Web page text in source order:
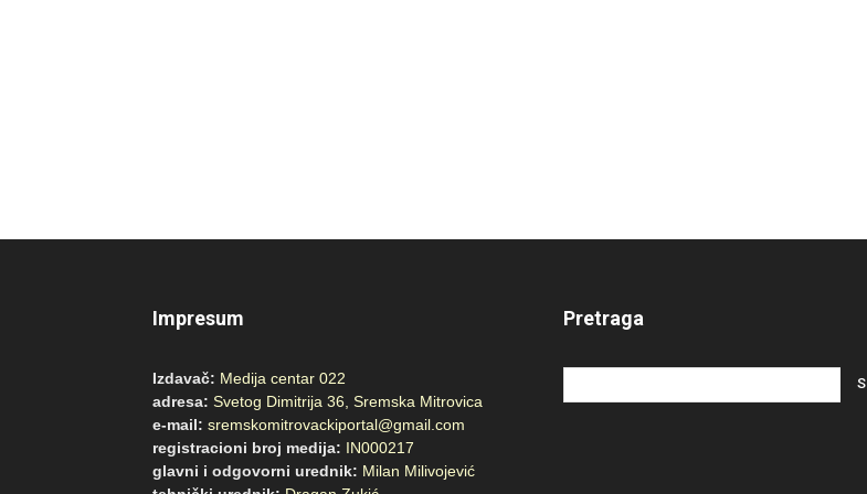
Impresum
Izdavač: Medija centar 022
adresa: Svetog Dimitrija 36, Sremska Mitrovica
e-mail: sremskomitrovackiportal@gmail.com
registracioni broj medija: IN000217
glavni i odgovorni urednik: Milan Milivojević
Pretraga